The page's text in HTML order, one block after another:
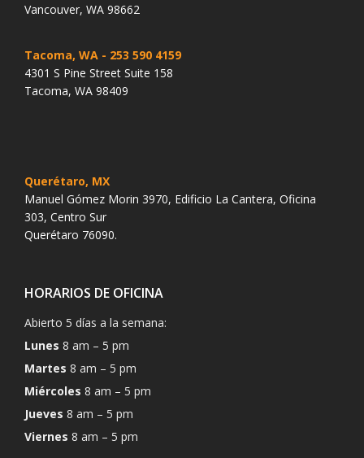
Vancouver, WA 98662
Tacoma, WA - 253 590 4159
4301 S Pine Street Suite 158
Tacoma, WA 98409
Querétaro, MX
Manuel Gómez Morin 3970, Edificio La Cantera, Oficina
303, Centro Sur
Querétaro 76090.
HORARIOS DE OFICINA
Abierto 5 días a la semana:
Lunes 8 am – 5 pm
Martes 8 am – 5 pm
Miércoles 8 am – 5 pm
Jueves 8 am – 5 pm
Viernes 8 am – 5 pm